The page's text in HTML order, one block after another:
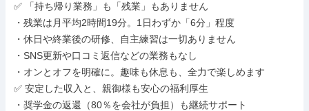
✅ 「持ち帰り業務」も「残業」もありません
・残業は月平均2時間19分。1日わずか「6分」程度
・休日や終業後の研修、自主練習は一切ありません
・SNS更新や口コミ返信などの業務もなし
・オンとオフを明確に。趣味も休息も、全力で楽しめます
✅ 安定した収入と、親御様も安心の福利厚生
・奨学金の返還（80％を会社が負担）も継続サポート